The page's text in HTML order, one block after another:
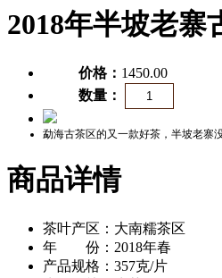
2018年半坡老寨
价格： 1450.00
数量：
勐海古茶区的又一款好茶，半坡老寨
商品详情
茶叶产区：大南糯茶区
年 份：2018年春
产品规格：357克/片